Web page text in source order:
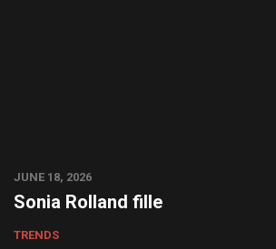
JUNE 18, 2026
Sonia Rolland fille
TRENDS